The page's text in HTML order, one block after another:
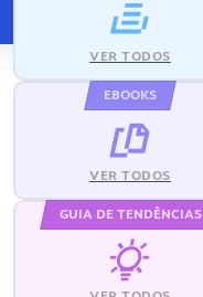
VER TODOS
EBOOKS
VER TODOS
GUIA DE TENDÊNCIAS